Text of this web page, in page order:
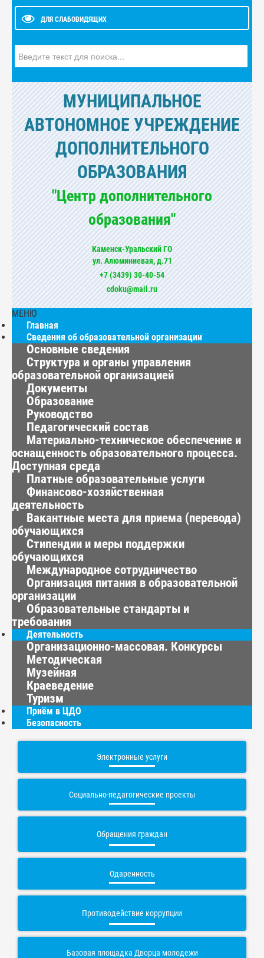
ДЛЯ СЛАБОВИДЯЩИХ
МУНИЦИПАЛЬНОЕ
АВТОНОМНОЕ УЧРЕЖДЕНИЕ
ДОПОЛНИТЕЛЬНОГО
ОБРАЗОВАНИЯ
"Центр дополнительного
образования"
Каменск-Уральский ГО
ул. Алюминиевая, д.71
+7 (3439) 30-40-54
cdoku@mail.ru
МЕНЮ
Главная
Сведения об образовательной организации
Основные сведения
Структура и органы управления
образовательной организацией
Документы
Образование
Руководство
Педагогический состав
Материально-техническое обеспечение и
оснащенность образовательного процесса.
Доступная среда
Платные образовательные услуги
Финансово-хозяйственная
деятельность
Вакантные места для приема (перевода)
обучающихся
Стипендии и меры поддержки
обучающихся
Международное сотрудничество
Организация питания в образовательной
организации
Образовательные стандарты и
требования
Деятельность
Организационно-массовая. Конкурсы
Методическая
Музейная
Краеведение
Туризм
Приём в ЦДО
Безопасность
Электронные услуги
Социально-педагогические проекты
Обращения граждан
Одаренность
Противодействие коррупции
Базовая площадка Дворца молодежи